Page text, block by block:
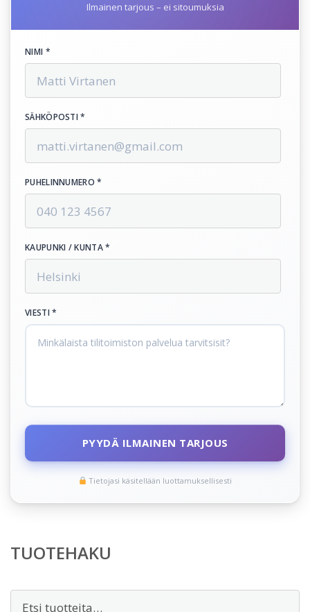
Ilmainen tarjous – ei sitoumuksia
NIMI *
SÄHKÖPOSTI *
PUHELINNUMERO *
KAUPUNKI / KUNTA *
VIESTI *
PYYDÄ ILMAINEN TARJOUS
Tietojasi käsitellään luottamuksellisesti
TUOTEHAKU